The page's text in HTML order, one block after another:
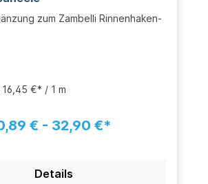
zum Zambelli Rinnenhaken-
16,45 €* / 1 m
€ - 32,90 €*
Details